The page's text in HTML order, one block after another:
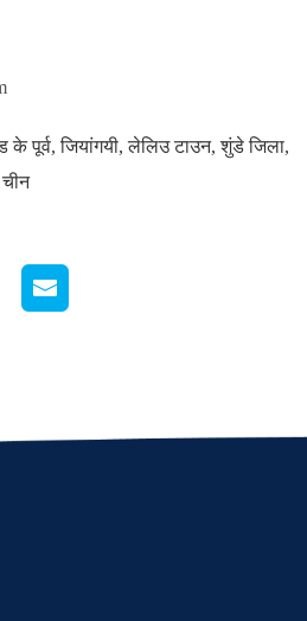
के पूर्व, जियांगयी, लेलिउ टाउन, शुंडे जिला,
चीन